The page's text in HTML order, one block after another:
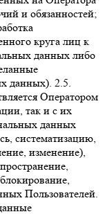
и обязанностей;
круга лиц к
данных либо
данных). 2.5.
Оператором
так и с их
данных
систематизацию,
изменение),
Пользователей.